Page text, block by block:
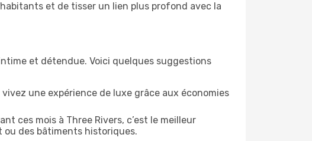
et de tisser un lien plus profond avec la
et détendue. Voici quelques suggestions
une expérience de luxe grâce aux économies
ces mois à Three Rivers, c’est le meilleur
ou des bâtiments historiques.